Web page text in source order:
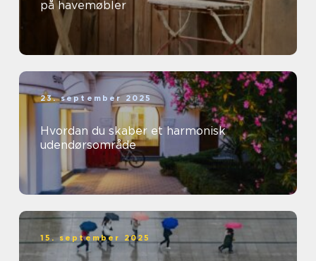
på havemøbler
23. september 2025
Hvordan du skaber et harmonisk
udendørsområde
15. september 2025